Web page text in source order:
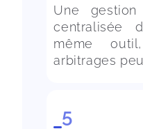
Une
centralisée
même
5